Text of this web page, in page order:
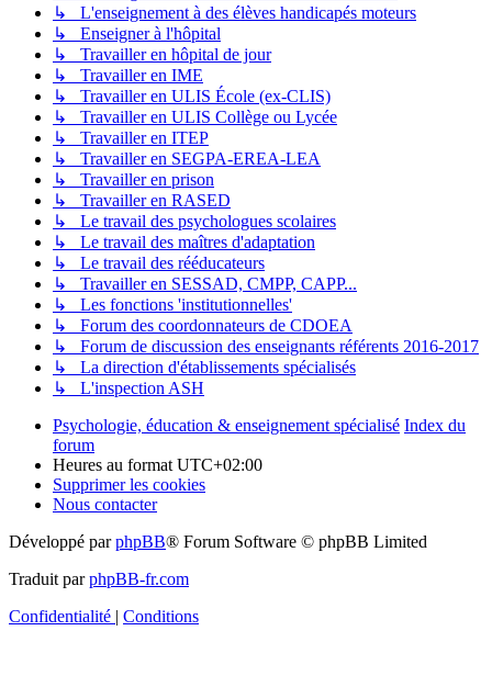
↳ L'enseignement à des élèves handicapés moteurs
↳ Enseigner à l'hôpital
↳ Travailler en hôpital de jour
↳ Travailler en IME
↳ Travailler en ULIS École (ex-CLIS)
↳ Travailler en ULIS Collège ou Lycée
↳ Travailler en ITEP
↳ Travailler en SEGPA-EREA-LEA
↳ Travailler en prison
↳ Travailler en RASED
↳ Le travail des psychologues scolaires
↳ Le travail des maîtres d'adaptation
↳ Le travail des rééducateurs
↳ Travailler en SESSAD, CMPP, CAPP...
↳ Les fonctions 'institutionnelles'
↳ Forum des coordonnateurs de CDOEA
↳ Forum de discussion des enseignants référents 2016-2017
↳ La direction d'établissements spécialisés
↳ L'inspection ASH
Psychologie, éducation & enseignement spécialisé Index du
forum
Heures au formatUTC+02:00
Supprimer les cookies
Nous contacter
Développé parphpBB® Forum Software © phpBB Limited
Traduit parphpBB-fr.com
Confidentialité
Conditions